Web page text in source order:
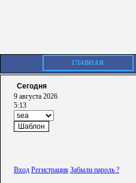
ГЛАВНАЯ
Сегодня
9 августа 2026
5:13
Вход Регистрация Забыли пароль ?